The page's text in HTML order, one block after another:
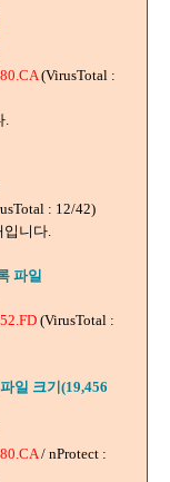
(VirusTotal :
.
: 12/42)
입니다.
파일
(VirusTotal :
일 크기(19,456
/ nProtect :